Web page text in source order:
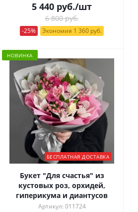
5 440 руб./шт
6 800 руб.
-25% Экономия 1 360 руб.
НОВИНКА
БЕСПЛАТНАЯ ДОСТАВКА
Букет "Для счастья" из
кустовых роз, орхидей,
гиперикума и диантусов
Артикул: 011724